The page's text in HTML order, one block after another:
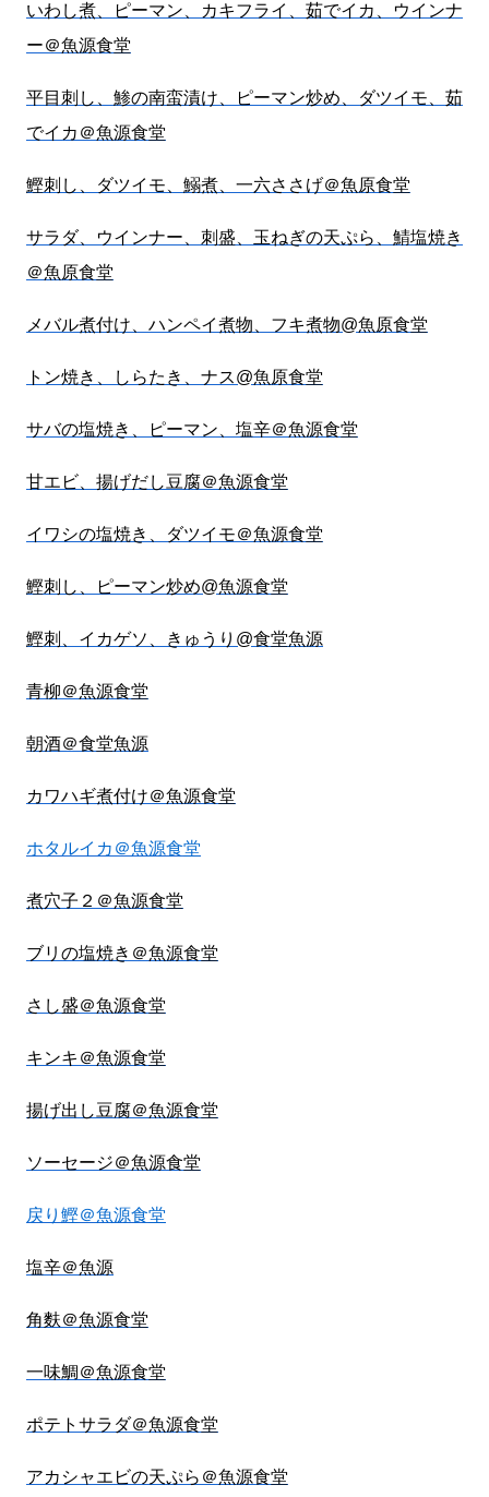
いわし煮、ピーマン、カキフライ、茹でイカ、ウインナ
ー＠魚源食堂
平目刺し、鯵の南蛮漬け、ピーマン炒め、ダツイモ、茹
でイカ＠魚源食堂
鰹刺し、ダツイモ、鰯煮、一六ささげ＠魚原食堂
サラダ、ウインナー、刺盛、玉ねぎの天ぷら、鯖塩焼き
＠魚原食堂
メバル煮付け、ハンペイ煮物、フキ煮物@魚原食堂
トン焼き、しらたき、ナス@魚原食堂
サバの塩焼き、ピーマン、塩辛＠魚源食堂
甘エビ、揚げだし豆腐＠魚源食堂
イワシの塩焼き、ダツイモ＠魚源食堂
鰹刺し、ピーマン炒め@魚源食堂
鰹刺、イカゲソ、きゅうり@食堂魚源
青柳＠魚源食堂
朝酒＠食堂魚源
カワハギ煮付け＠魚源食堂
ホタルイカ＠魚源食堂
煮穴子２＠魚源食堂
ブリの塩焼き＠魚源食堂
さし盛＠魚源食堂
キンキ＠魚源食堂
揚げ出し豆腐＠魚源食堂
ソーセージ＠魚源食堂
戻り鰹＠魚源食堂
塩辛＠魚源
角麩＠魚源食堂
一味鯛＠魚源食堂
ポテトサラダ＠魚源食堂
アカシャエビの天ぷら＠魚源食堂